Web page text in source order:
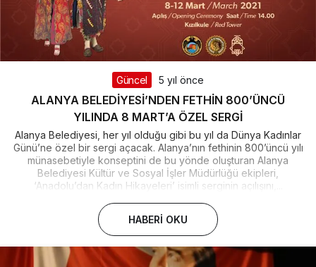
Güncel 5 yıl önce
ALANYA BELEDİYESİ’NDEN FETHİN 800’ÜNCÜ
YILINDA 8 MART’A ÖZEL SERGİ
Alanya Belediyesi, her yıl olduğu gibi bu yıl da Dünya Kadınlar
Günü’ne özel bir sergi açacak. Alanya’nın fethinin 800’üncü yılı
münasebetiyle konseptini de bu yönde oluşturan Alanya
Belediyesi Kültür ve Sosyal İşler Müdürlüğü ekipleri,
‘Anadolu’dan Kadın Hikayeleri’ isimli serginin açılışını,...
HABERI OKU